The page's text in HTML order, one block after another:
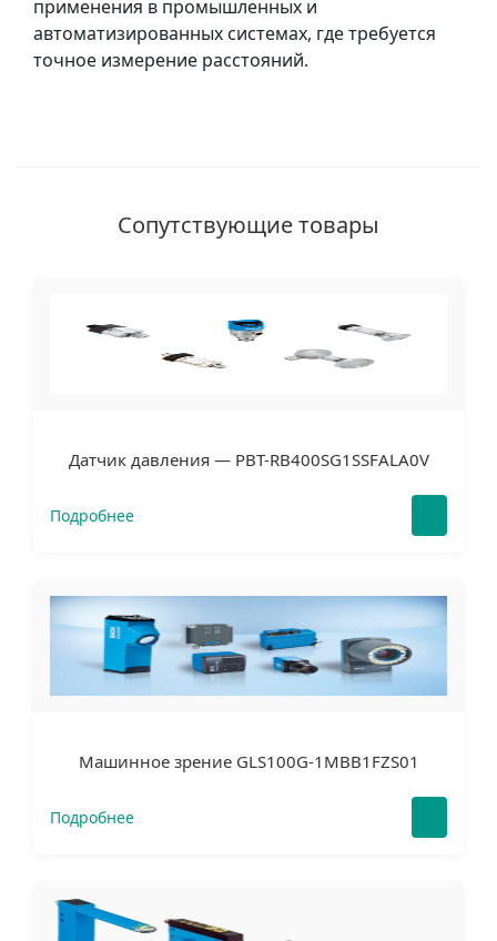
применения в промышленных и
автоматизированных системах, где требуется
точное измерение расстояний.
Сопутствующие товары
Датчик давления — PBT-RB400SG1SSFALA0V
Подробнее
Машинное зрение GLS100G-1MBB1FZS01
Подробнее